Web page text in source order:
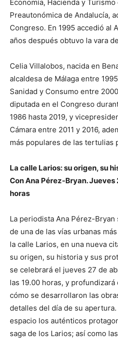
Economía, Hacienda y
Preautonómica de Andalucía,
Congreso. En 1995 accedió al
años después obtuvo la vara
Celia Villalobos, nacida en
alcaldesa de Málaga entre
Sanidad y Consumo entre
diputada en el Congreso
1986 hasta 2019, y
Cámara entre 2011 y 2016,
más populares de las tertulias
La calle Larios: su origen, su
Con Ana Pérez-Bryan. Jueves
horas
La periodista Ana Pérez-
de una de las vías urbanas
la calle Larios, en una nueva
su origen, su historia y sus
se celebrará el jueves 27 de
las 19.00 horas, y
cómo se desarrollaron las
detalles del día de su
espacio los auténticos
saga de los Larios; así como